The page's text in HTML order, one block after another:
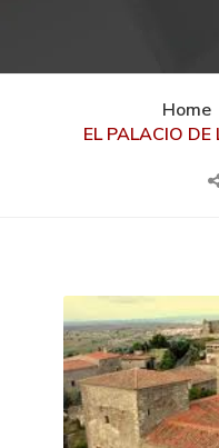
Home
EL PALACIO